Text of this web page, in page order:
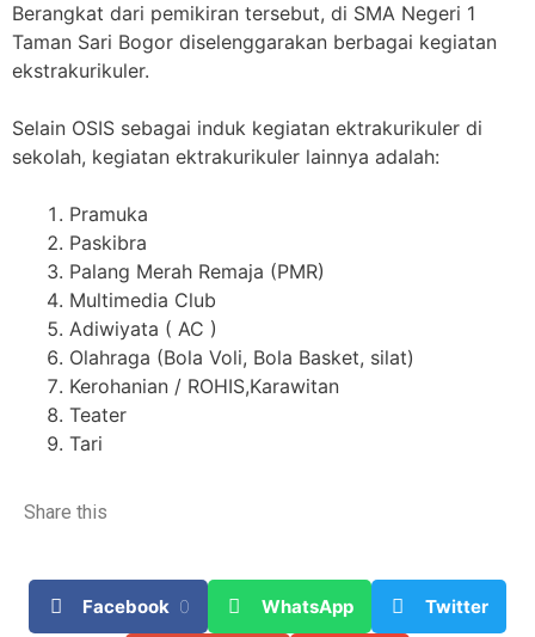
Berangkat dari pemikiran tersebut, di SMA Negeri 1
Taman Sari Bogor diselenggarakan berbagai kegiatan
ekstrakurikuler.
Selain OSIS sebagai induk kegiatan ektrakurikuler di
sekolah, kegiatan ektrakurikuler lainnya adalah:
Pramuka
Paskibra
Palang Merah Remaja (PMR)
Multimedia Club
Adiwiyata ( AC )
Olahraga (Bola Voli, Bola Basket, silat)
Kerohanian / ROHIS,Karawitan
Teater
Tari
Share this
Facebook 0 WhatsApp Twitter